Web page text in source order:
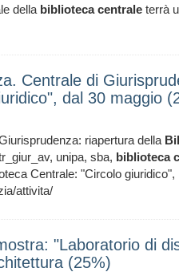
della biblioteca centrale terrà
Centrale di
dal 30 maggio
riapertura della
unipa, sba, biblioteca
Centrale: "Circolo
attivita/
"Laboratorio di
(25%)